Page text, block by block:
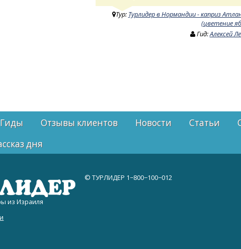
Тур: Турлидер в Нормандии - каприз
(цветение
Гид:Алексей
Гиды Отзывы клиентов Новости Статьи
дня
© ТУРЛИДЕР 1−800−100−012
из Израиля